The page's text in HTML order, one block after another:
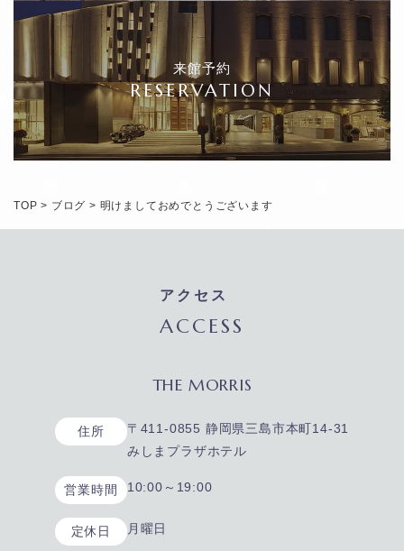
来館予約
RESERVATION
TOP > ブログ > 明けましておめでとうございます
アクセス
ACCESS
THE MORRIS
住所
〒411-0855 静岡県三島市本町14-31
みしまプラザホテル
営業時間 10:00～19:00
定休日 月曜日